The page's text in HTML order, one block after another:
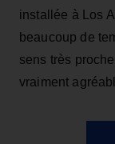
installée à Los
beaucoup de
sens très
vraiment